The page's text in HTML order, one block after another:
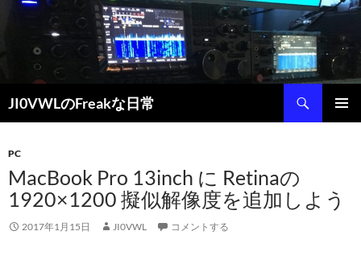
へ
ス
プ
JI0VWLのFreakな日常
索
PC
MacBook Pro 13inch に Retinaの
1920×1200 擬似解像度を追加しよう
2017年1月15日 JI0VWL コメントする